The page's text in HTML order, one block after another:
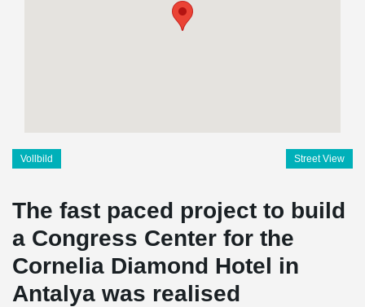
Vollbild Street View
The fast paced project to build
a Congress Center for the
Cornelia Diamond Hotel in
Antalya was realised